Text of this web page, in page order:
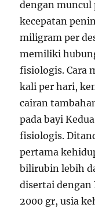
dengan muncul
kecepatan
miligram per
memiliki
fisiologis. Cara
kali per hari,
cairan
pada bayi
fisiologis.
pertama
bilirubin lebih
disertai dengan
2000 gr, usia